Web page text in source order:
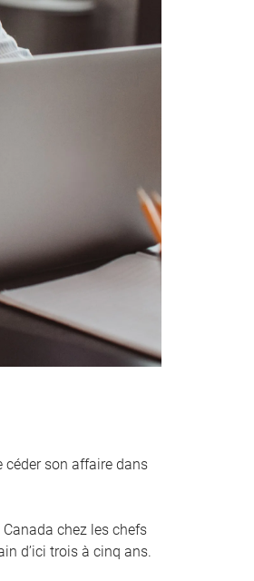
céder son affaire dans
chez les chefs
d’ici trois à cinq ans.